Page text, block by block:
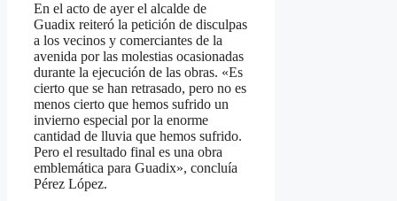
En el acto de ayer el alcalde de
Guadix reiteró la petición de disculpas
a los vecinos y comerciantes de la
avenida por las molestias ocasionadas
durante la ejecución de las obras. «Es
cierto que se han retrasado, pero no es
menos cierto que hemos sufrido un
invierno especial por la enorme
cantidad de lluvia que hemos sufrido.
Pero el resultado final es una obra
emblemática para Guadix», concluía
Pérez López.